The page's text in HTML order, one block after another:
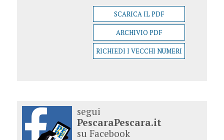
SCARICA IL PDF
ARCHIVIO PDF
RICHIEDI I VECCHI NUMERI
segui
PescaraPescara.it
su Facebook